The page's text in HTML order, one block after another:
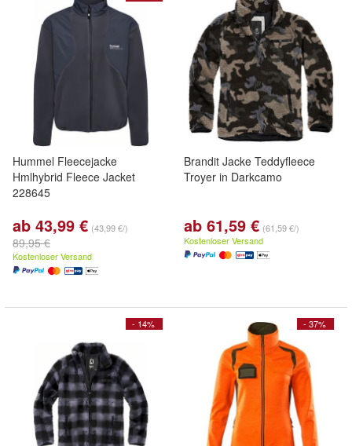
Hummel Fleecejacke
Hmlhybrid Fleece Jacket
228645
ab 43,99 € (43,99 €/)
89,95 €
Kostenloser Versand
Brandit Jacke Teddyfleece
Troyer in Darkcamo
ab 61,59 € (61,59 €/)
Kostenloser Versand
- 14% - 37%